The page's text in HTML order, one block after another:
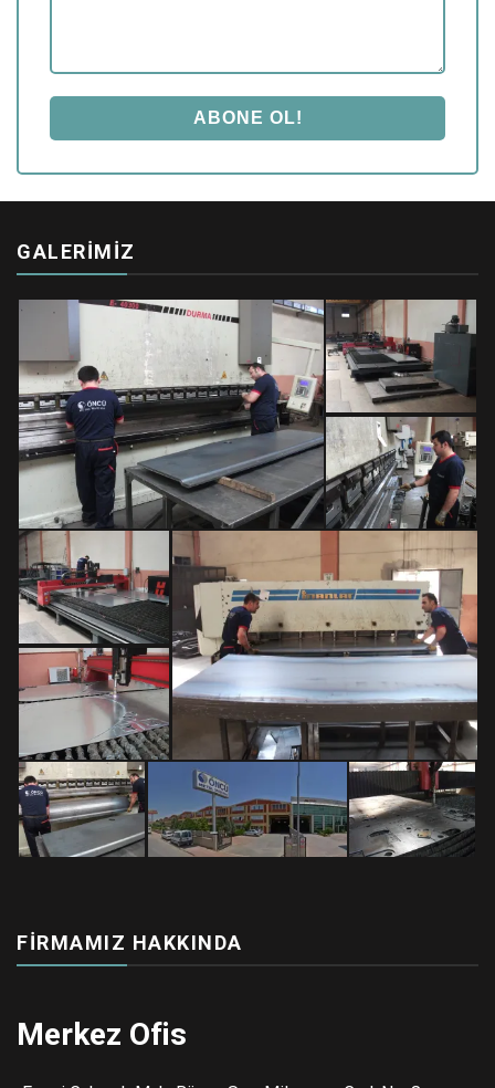
GALERIMIZ
FIRMAMIZ HAKKINDA
Merkez Ofis